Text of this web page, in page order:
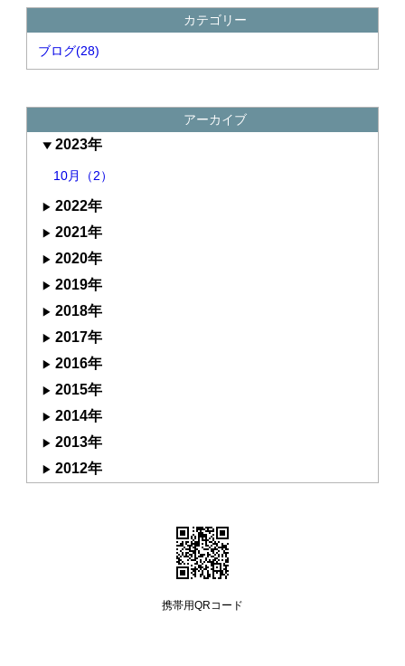
カテゴリー
ブログ(28)
アーカイブ
2023年
10月（2）
2022年
2021年
2020年
2019年
2018年
2017年
2016年
2015年
2014年
2013年
2012年
携帯用QRコード